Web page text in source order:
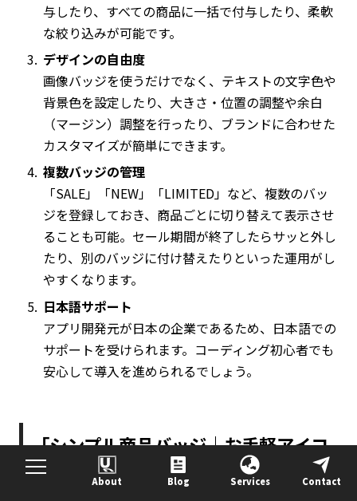
About Blog Services Contact
与したり、すべての商品に一括で付与したり、柔軟
な絞り込みが可能です。
デザインの自由度
画像バッジを使うだけでなく、テキストの文字色や
背景色を設定したり、大きさ・位置の調整や余白
（マージン）調整を行ったり、ブランドに合わせた
カスタマイズが簡単にできます。
複数バッジの管理
「SALE」「NEW」「LIMITED」など、複数のバッ
ジを登録しておき、商品ごとに切り替えて表示させ
ることも可能。セール期間が終了したらサッと外し
たり、別のバッジに付け替えたりといった運用がし
やすくなります。
日本語サポート
アプリ開発元が日本の企業であるため、日本語での
サポートを受けられます。コーディング初心者でも
安心して導入を進められるでしょう。
「シンプル商品バッジ｜お手軽アイコ
ンラベル表示」のインストール手順と